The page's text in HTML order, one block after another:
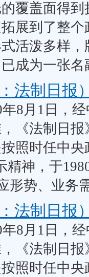
覆盖面得
展到了整
活泼多样
成为一张
法制日报
年8月1日，
《法制日
照时任中
精神，于
形势、业务
法制日报
年8月1日，
《法制日
照时任中